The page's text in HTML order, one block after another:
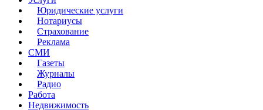
Юридические услуги
Нотариусы
Страхование
Реклама
СМИ
Газеты
Журналы
Радио
Работа
Недвижимость